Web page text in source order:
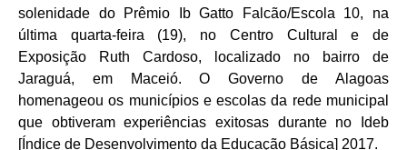
solenidade do Prêmio Ib Gatto Falcão/Escola 10, na
última quarta-feira (19), no Centro Cultural e de
Exposição Ruth Cardoso, localizado no bairro de
Jaraguá, em Maceió. O Governo de Alagoas
homenageou os municípios e escolas da rede municipal
que obtiveram experiências exitosas durante no Ideb
[Índice de Desenvolvimento da Educação Básica] 2017.